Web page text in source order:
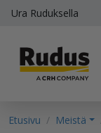
Ura Ruduksella
Etusivu Meistä